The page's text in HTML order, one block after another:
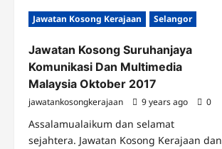
Jawatan Kosong Kerajaan Selangor
Jawatan Kosong Suruhanjaya
Komunikasi Dan Multimedia
Malaysia Oktober 2017
jawatankosongkerajaan 9 years ago 0
Assalamualaikum dan selamat
sejahtera. Jawatan Kosong Kerajaan dan